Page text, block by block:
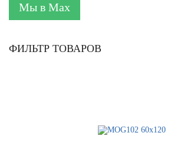
Мы в Max
ФИЛЬТР ТОВАРОВ